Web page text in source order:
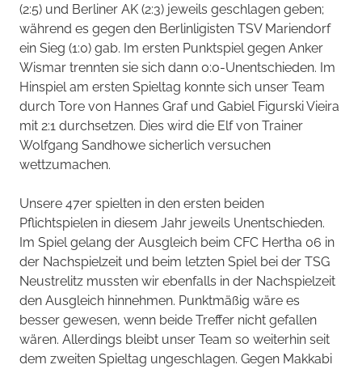
(2:5) und Berliner AK (2:3) jeweils geschlagen geben;
während es gegen den Berlinligisten TSV Mariendorf
ein Sieg (1:0) gab. Im ersten Punktspiel gegen Anker
Wismar trennten sie sich dann 0:0-Unentschieden. Im
Hinspiel am ersten Spieltag konnte sich unser Team
durch Tore von Hannes Graf und Gabiel Figurski Vieira
mit 2:1 durchsetzen. Dies wird die Elf von Trainer
Wolfgang Sandhowe sicherlich versuchen
wettzumachen.
Unsere 47er spielten in den ersten beiden
Pflichtspielen in diesem Jahr jeweils Unentschieden.
Im Spiel gelang der Ausgleich beim CFC Hertha 06 in
der Nachspielzeit und beim letzten Spiel bei der TSG
Neustrelitz mussten wir ebenfalls in der Nachspielzeit
den Ausgleich hinnehmen. Punktmäßig wäre es
besser gewesen, wenn beide Treffer nicht gefallen
wären. Allerdings bleibt unser Team so weiterhin seit
dem zweiten Spieltag ungeschlagen. Gegen Makkabi